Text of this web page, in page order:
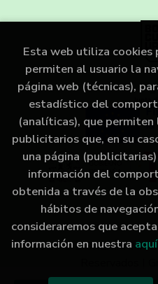
2026 © LIBRERÍA
Esta web utiliza cookies
permiten al usuario la
página web (técnicas),
estadístico del
(analíticas), que
publicitarios que, en su
una página
información del
obtenida a través de la
hábitos de
consideraremos que
información en nuestra aquí